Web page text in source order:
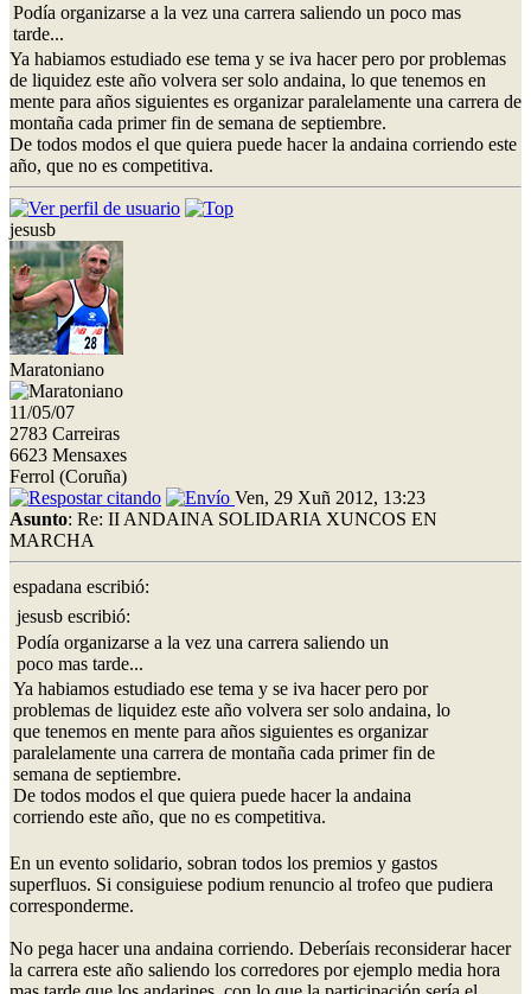
Podía organizarse a la vez una carrera saliendo un poco mas
tarde...
Ya habiamos estudiado ese tema y se iva hacer pero por problemas
de liquidez este año volvera ser solo andaina, lo que tenemos en
mente para años siguientes es organizar paralelamente una carrera de
montaña cada primer fin de semana de septiembre.
De todos modos el que quiera puede hacer la andaina corriendo este
año, que no es competitiva.
jesusb
Maratoniano
11/05/07
2783 Carreiras
6623 Mensaxes
Ferrol (Coruña)
Ven, 29 Xuñ 2012, 13:23
Asunto: Re: II ANDAINA SOLIDARIA XUNCOS EN
MARCHA
espadana escribió:
jesusb escribió:
Podía organizarse a la vez una carrera saliendo un
poco mas tarde...
Ya habiamos estudiado ese tema y se iva hacer pero por
problemas de liquidez este año volvera ser solo andaina, lo
que tenemos en mente para años siguientes es organizar
paralelamente una carrera de montaña cada primer fin de
semana de septiembre.
De todos modos el que quiera puede hacer la andaina
corriendo este año, que no es competitiva.
En un evento solidario, sobran todos los premios y gastos
superfluos. Si consiguiese podium renuncio al trofeo que pudiera
corresponderme.
No pega hacer una andaina corriendo. Deberíais reconsiderar hacer
la carrera este año saliendo los corredores por ejemplo media hora